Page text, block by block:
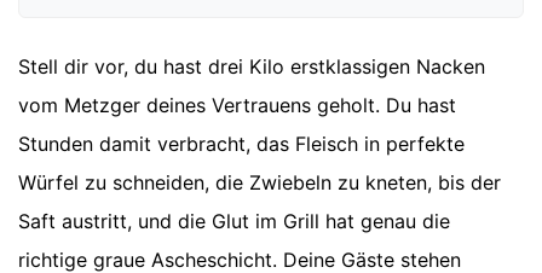
Stell dir vor, du hast drei Kilo erstklassigen Nacken
vom Metzger deines Vertrauens geholt. Du hast
Stunden damit verbracht, das Fleisch in perfekte
Würfel zu schneiden, die Zwiebeln zu kneten, bis der
Saft austritt, und die Glut im Grill hat genau die
richtige graue Ascheschicht. Deine Gäste stehen